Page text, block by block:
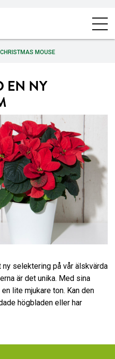
CHRISTMAS MOUSE
EN NY
selektering på vår älskvärda
är det unika. Med sina
lite mjukare ton. Kan den
högbladen eller har